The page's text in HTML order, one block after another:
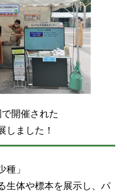
開催された
しました！
種」
生体や標本を展示し、パ